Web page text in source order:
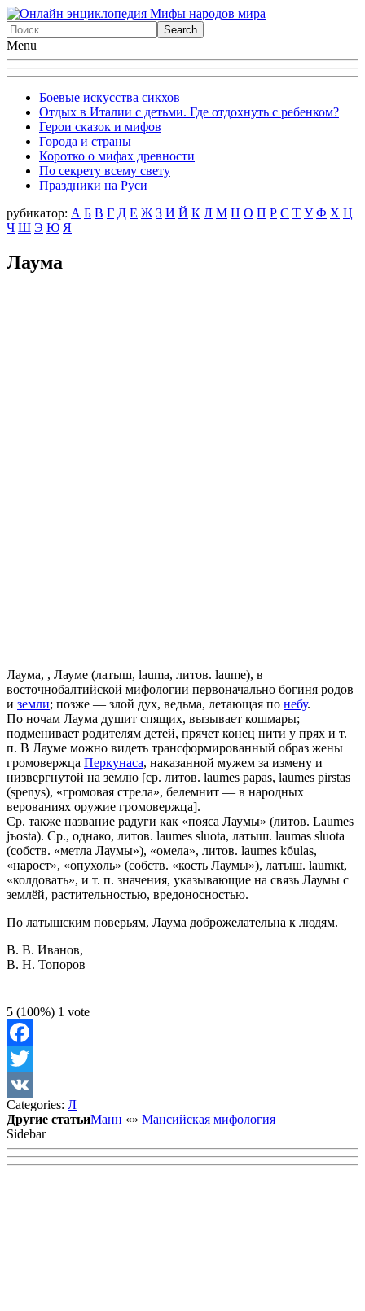
Menu
Боевые искусства сикхов
Отдых в Италии с детьми. Где отдохнуть с ребенком?
Герои сказок и мифов
Города и страны
Коротко о мифах древности
По секрету всему свету
Праздники на Руси
рубикатор: А Б В Г Д Е Ж З И Й К Л М Н О П Р С Т У Ф X Ц
Ч Ш Э Ю Я
Лаума
Лаума, , Лауме (латыш, lauma, литов. laume), в
восточнобалтийской мифологии первоначально богиня родов
и земли; позже — злой дух, ведьма, летающая по небу.
По ночам Лаума душит спящих, вызывает кошмары;
подменивает родителям детей, прячет конец нити у прях и т.
п. В Лауме можно видеть трансформированный образ жены
громовержца Перкунаса, наказанной мужем за измену и
низвергнутой на землю [ср. литов. laumes papas, laumes pirstas
(spenys), «громовая стрела», белемнит — в народных
верованиях оружие громовержца].
Ср. также название радуги как «пояса Лаумы» (литов. Laumes
jъosta). Ср., однако, литов. laumes sluota, латыш. laumas sluota
(собств. «метла Лаумы»), «омела», литов. laumes kбulas,
«нарост», «опухоль» (собств. «кость Лаумы»), латыш. laumкt,
«колдовать», и т. п. значения, указывающие на связь Лаумы с
землёй, растительностью, вредоносностью.
По латышским поверьям, Лаума доброжелательна к людям.
В. В. Иванов,
В. Н. Топоров
5 (100%) 1 vote
Facebook
Twitter
VK
Categories: Л
Другие статьиМанн «» Мансийская мифология
Sidebar